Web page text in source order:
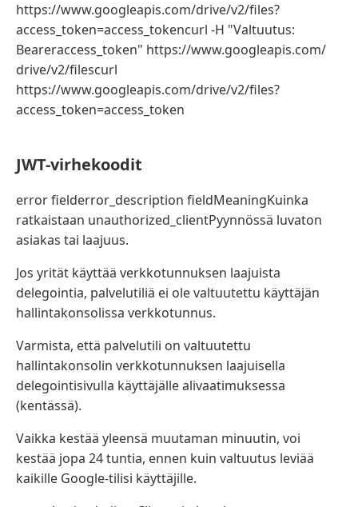
https://www.googleapis.com/drive/v2/files?
access_token=access_tokencurl -H "Valtuutus:
Beareraccess_token" https://www.googleapis.com/
drive/v2/filescurl
https://www.googleapis.com/drive/v2/files?
access_token=access_token
JWT-virhekoodit
error fielderror_description fieldMeaningKuinka
ratkaistaan ​​unauthorized_clientPyynnössä luvaton
asiakas tai laajuus.
Jos yrität käyttää verkkotunnuksen laajuista
delegointia, palvelutiliä ei ole valtuutettu käyttäjän
hallintakonsolissa verkkotunnus.
Varmista, että palvelutili on valtuutettu
hallintakonsolin verkkotunnuksen laajuisella
delegointisivulla käyttäjälle alivaatimuksessa
(kentässä).
Vaikka kestää yleensä muutaman minuutin, voi
kestää jopa 24 tuntia, ennen kuin valtuutus leviää
kaikille Google-tilisi käyttäjille.